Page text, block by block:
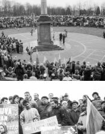
Chaim“ vardo